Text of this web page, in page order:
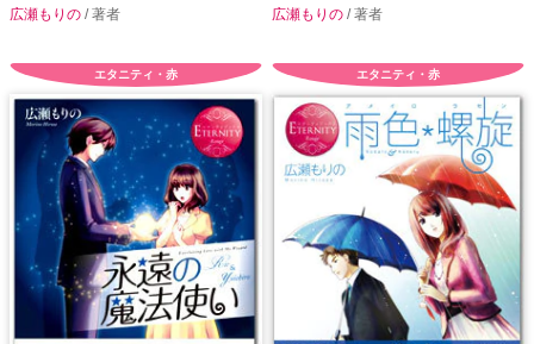
広瀬もりの / 著者 広瀬もりの / 著者
エタニティ・赤 エタニティ・赤